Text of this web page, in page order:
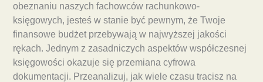
obeznaniu naszych fachowców rachunkowo-
księgowych, jesteś w stanie być pewnym, że Twoje
finansowe budżet przebywają w najwyższej jakości
rękach. Jednym z zasadniczych aspektów współczesnej
księgowości okazuje się przemiana cyfrowa
dokumentacji. Przeanalizuj, jak wiele czasu tracisz na